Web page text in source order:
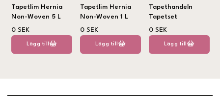
Tapetlim Hernia
Non-Woven 5 L
0 SEK
Lägg till
Tapetlim Hernia
Non-Woven 1 L
0 SEK
Lägg till
Tapethandeln
Tapetset
0 SEK
Lägg till